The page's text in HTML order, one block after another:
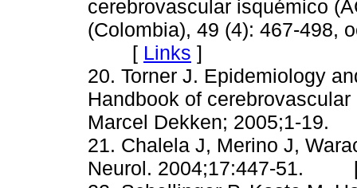
cerebrovascular isquémico
(Colombia), 49 (4): 467-498,
[ Links ]
20. Torner J. Epidemiology
Handbook of
Marcel Dekken; 2005;1-
21. Chalela J, Merino J,
Neurol. 2004;17:447-51.